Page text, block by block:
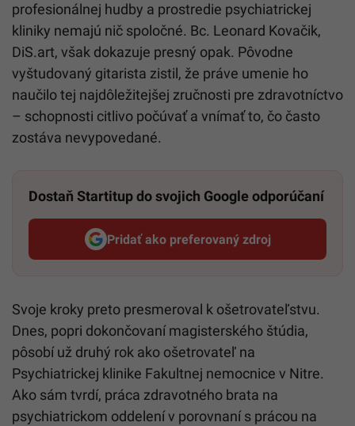
profesionálnej hudby a prostredie psychiatrickej
kliniky nemajú nič spoločné. Bc. Leonard Kovačik,
DiS.art, však dokazuje presný opak. Pôvodne
vyštudovaný gitarista zistil, že práve umenie ho
naučilo tej najdôležitejšej zručnosti pre zdravotníctvo
– schopnosti citlivo počúvať a vnímať to, čo často
zostáva nevypovedané.
Dostaň Startitup do svojich Google odporúčaní
Pridať ako preferovaný zdroj
Startitup, odkaz sa otvorí v
Svoje kroky preto presmeroval k ošetrovateľstvu.
Dnes, popri dokončovaní magisterského štúdia,
pôsobí už druhý rok ako ošetrovateľ na
Psychiatrickej klinike Fakultnej nemocnice v Nitre.
Ako sám tvrdí, práca zdravotného brata na
psychiatrickom oddelení v porovnaní s prácou na